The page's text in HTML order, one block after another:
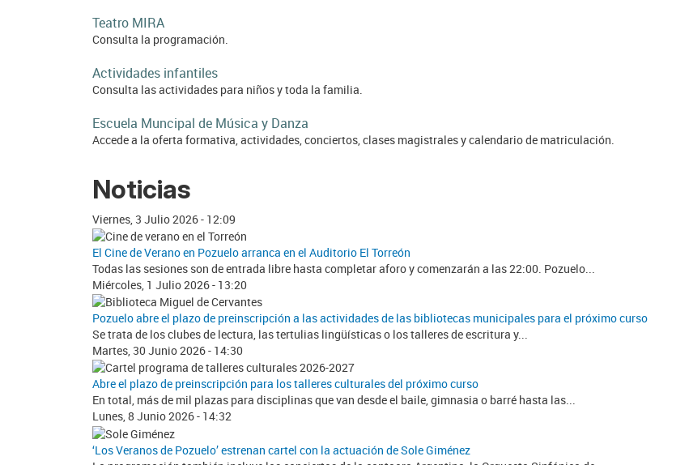
Teatro MIRA
Consulta la programación.
Actividades infantiles
Consulta las actividades para niños y toda la familia.
Escuela Muncipal de Música y Danza
Accede a la oferta formativa, actividades, conciertos, clases magistrales y calendario de matriculación.
Noticias
Viernes, 3 Julio 2026 - 12:09
El Cine de Verano en Pozuelo arranca en el Auditorio El Torreón
Todas las sesiones son de entrada libre hasta completar aforo y comenzarán a las 22:00. Pozuelo...
Miércoles, 1 Julio 2026 - 13:20
Pozuelo abre el plazo de preinscripción a las actividades de las bibliotecas municipales para el próximo curso
Se trata de los clubes de lectura, las tertulias lingüísticas o los talleres de escritura y...
Martes, 30 Junio 2026 - 14:30
Abre el plazo de preinscripción para los talleres culturales del próximo curso
En total, más de mil plazas para disciplinas que van desde el baile, gimnasia o barré hasta las...
Lunes, 8 Junio 2026 - 14:32
‘Los Veranos de Pozuelo’ estrenan cartel con la actuación de Sole Giménez